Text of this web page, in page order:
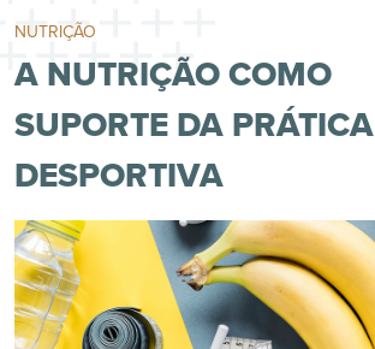
NUTRIÇÃO
A NUTRIÇÃO COMO
SUPORTE DA PRÁTICA
DESPORTIVA